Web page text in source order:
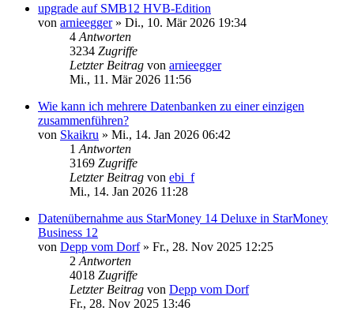
upgrade auf SMB12 HVB-Edition
von arnieegger» Di., 10. Mär 2026 19:34
4 Antworten
3234 Zugriffe
Letzter Beitrag von arnieegger
Mi., 11. Mär 2026 11:56
Wie kann ich mehrere Datenbanken zu einer einzigen
zusammenführen?
von Skaikru » Mi., 14. Jan 2026 06:42
1 Antworten
3169 Zugriffe
Letzter Beitrag von ebi_f
Mi., 14. Jan 2026 11:28
Datenübernahme aus StarMoney 14 Deluxe in StarMoney
Business 12
von Depp vom Dorf» Fr., 28. Nov 2025 12:25
2 Antworten
4018 Zugriffe
Letzter Beitrag von Depp vom Dorf
Fr., 28. Nov 2025 13:46